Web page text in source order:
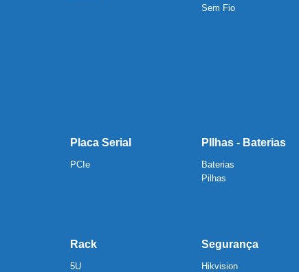
Sem Fio
Placa Serial
PCIe
PIlhas - Baterias
Baterias
Pilhas
Rack
5U
Segurança
Hikvision